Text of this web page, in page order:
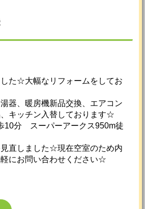
た☆大幅なリフォームをしてお
器、暖房機新品交換、エアコン
キッチン入替しております☆
10分 スーパーアークス950m徒
直しました☆現在空室のため内
にお問い合わせください☆